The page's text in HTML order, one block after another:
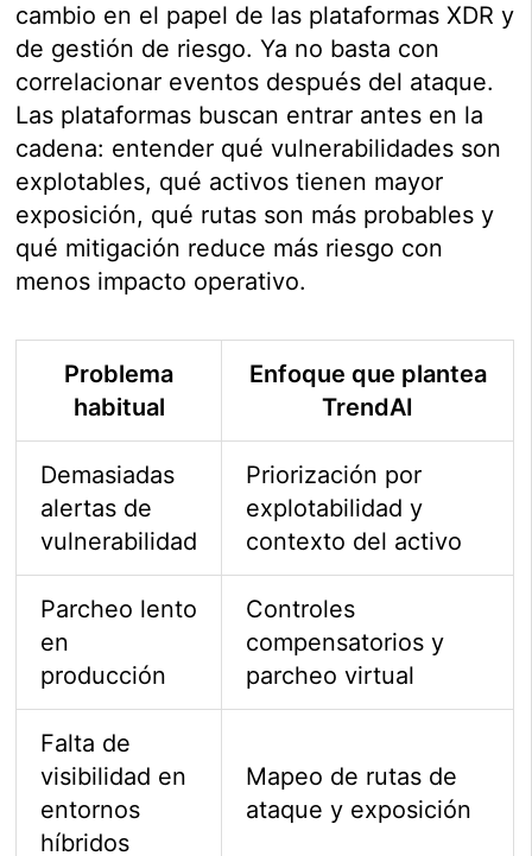
cambio en el papel de las plataformas XDR y
de gestión de riesgo. Ya no basta con
correlacionar eventos después del ataque.
Las plataformas buscan entrar antes en la
cadena: entender qué vulnerabilidades son
explotables, qué activos tienen mayor
exposición, qué rutas son más probables y
qué mitigación reduce más riesgo con
menos impacto operativo.
Problema
habitual
Enfoque que plantea
TrendAI
Demasiadas
alertas de
vulnerabilidad
Priorización por
explotabilidad y
contexto del activo
Parcheo lento
en
producción
Controles
compensatorios y
parcheo virtual
Falta de
visibilidad en
entornos
híbridos
Mapeo de rutas de
ataque y exposición